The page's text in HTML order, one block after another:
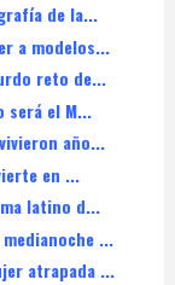
de la...
a modelos...
reto de...
será el M...
año...
en ...
latino d...
...
atrapada ...